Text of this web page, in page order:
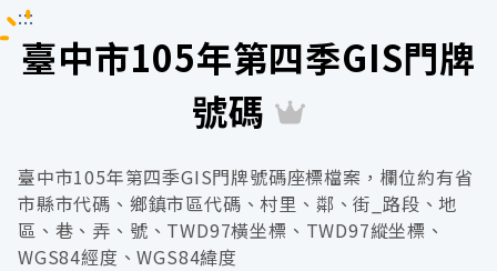
:::
臺中市105年第四季GIS門牌
號碼
臺中市105年第四季GIS門牌號碼座標檔案，欄位約有省
市縣市代碼、鄉鎮市區代碼、村里、鄰、街_路段、地
區、巷、弄、號、TWD97橫坐標、TWD97縱坐標、
WGS84經度、WGS84緯度